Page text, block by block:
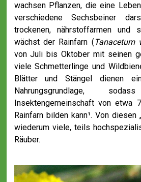
wachsen Pflanzen, die eine
verschiedene Sechsbeiner
trockenen, nährstoffarmen und
wächst der Rainfarn (Tanacetum
von Juli bis Oktober mit seinen
viele Schmetterlinge und
Blätter und Stängel dienen
Nahrungsgrundlage,
Insektengemeinschaft von etwa
Rainfarn bilden kann¹. Von diesen
wiederum viele, teils
Räuber.